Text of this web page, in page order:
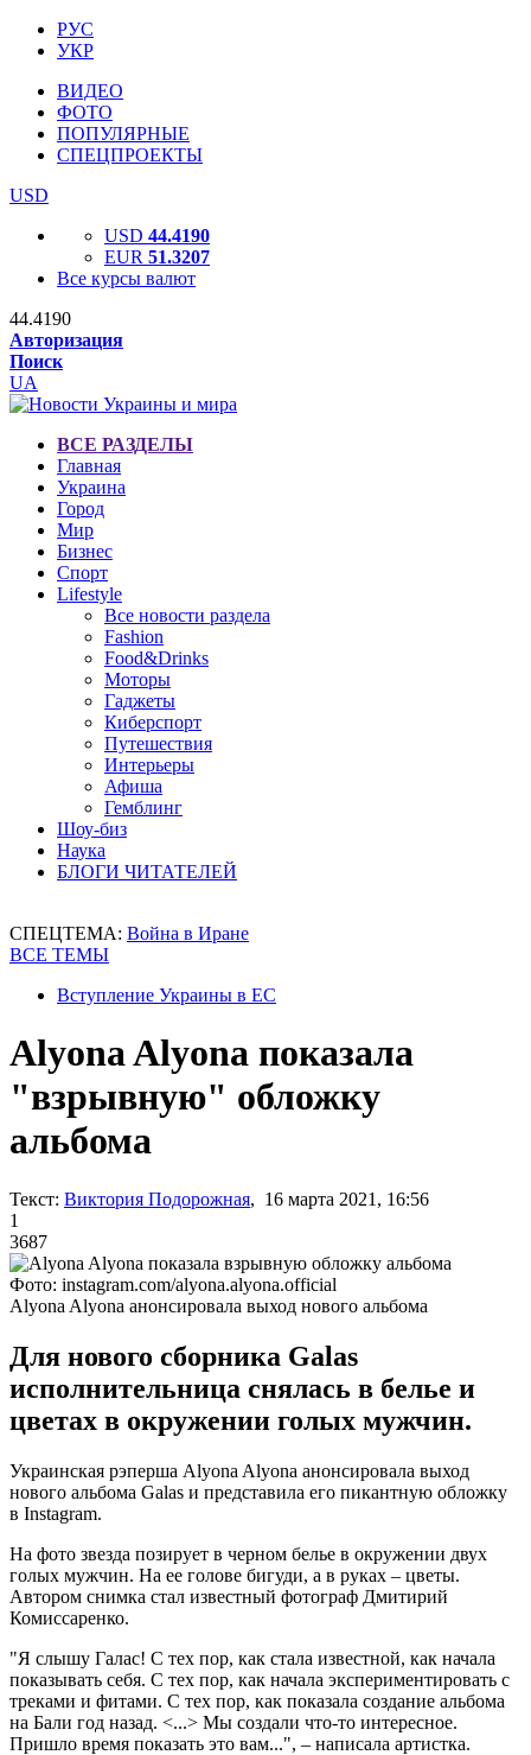
РУС
УКР
ВИДЕО
ФОТО
ПОПУЛЯРНЫЕ
СПЕЦПРОЕКТЫ
USD
USD 44.4190
EUR 51.3207
Все курсы валют
44.4190
Авторизация
Поиск
UA
ВСЕ РАЗДЕЛЫ
Главная
Украина
Город
Мир
Бизнес
Спорт
Lifestyle
Все новости раздела
Fashion
Food&Drinks
Моторы
Гаджеты
Киберспорт
Путешествия
Интерьеры
Афиша
Гемблинг
Шоу-биз
Наука
БЛОГИ ЧИТАТЕЛЕЙ
СПЕЦТЕМА: Война в Иране
ВСЕ ТЕМЫ
Вступление Украины в ЕС
Alyona Alyona показала
"взрывную" обложку
альбома
Текст: Виктория Подорожная, 16 марта 2021, 16:56
1
3687
Фото: instagram.com/alyona.alyona.official
Alyona Alyona анонсировала выход нового альбома
Для нового сборника Galas
исполнительница снялась в белье и
цветах в окружении голых мужчин.
Украинская рэперша Alyona Alyona анонсировала выход
нового альбома Galas и представила его пикантную обложку
в Instagram.
На фото звезда позирует в черном белье в окружении двух
голых мужчин. На ее голове бигуди, а в руках – цветы.
Автором снимка стал известный фотограф Дмитирий
Комиссаренко.
"Я слышу Галас! С тех пор, как стала известной, как начала
показывать себя. С тех пор, как начала экспериментировать с
треками и фитами. С тех пор, как показала создание альбома
на Бали год назад. <...> Мы создали что-то интересное.
Пришло время показать это вам...", – написала артистка.